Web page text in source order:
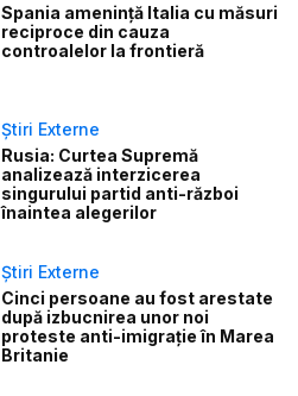
Spania amenință Italia cu măsuri
reciproce din cauza
controalelor la frontieră
Știri Externe
Rusia: Curtea Supremă
analizează interzicerea
singurului partid anti-război
înaintea alegerilor
Știri Externe
Cinci persoane au fost arestate
după izbucnirea unor noi
proteste anti-imigrație în Marea
Britanie